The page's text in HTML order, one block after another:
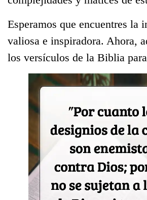
Esperamos que encuentres la
valiosa e inspiradora. Ahora,
los versículos de la Biblia